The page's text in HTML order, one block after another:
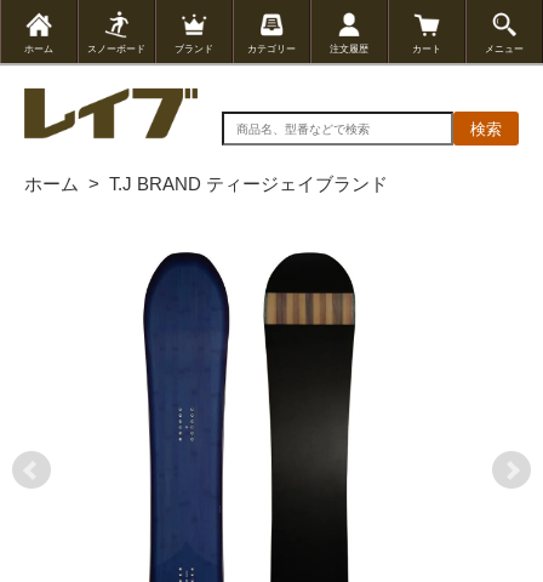
ホーム スノーボード ブランド カテゴリー 注文履歴 カート メニュー
検索
ホーム > T.J BRAND ティージェイブランド